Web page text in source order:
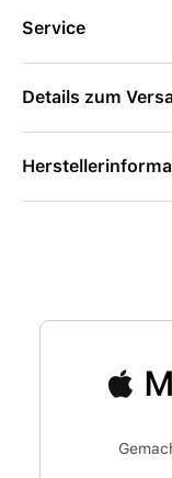
Service
Details zum